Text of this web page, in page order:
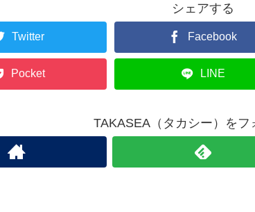
シェアする
Twitter Facebook
Pocket LINE
TAKASEA（タカシー）をフ